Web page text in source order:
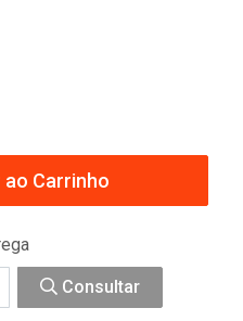
Carrinho
Consultar